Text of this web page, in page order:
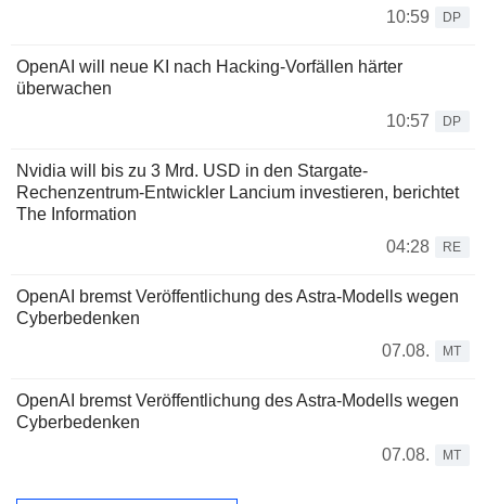
10:59
DP
OpenAI will neue KI nach Hacking-Vorfällen härter
überwachen
10:57
DP
Nvidia will bis zu 3 Mrd. USD in den Stargate-
Rechenzentrum-Entwickler Lancium investieren, berichtet
The Information
04:28
RE
OpenAI bremst Veröffentlichung des Astra-Modells wegen
Cyberbedenken
07.08.
MT
OpenAI bremst Veröffentlichung des Astra-Modells wegen
Cyberbedenken
07.08.
MT